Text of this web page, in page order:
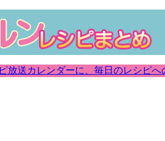
放送カレンダーに、毎日のレシピへ